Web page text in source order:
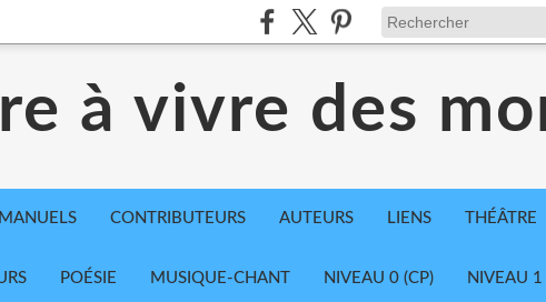
à vivre des
MANUELS CONTRIBUTEURS AUTEURS LIENS THÉÂTRE
POÉSIE MUSIQUE-CHANT NIVEAU 0 (CP) NIVEAU 1